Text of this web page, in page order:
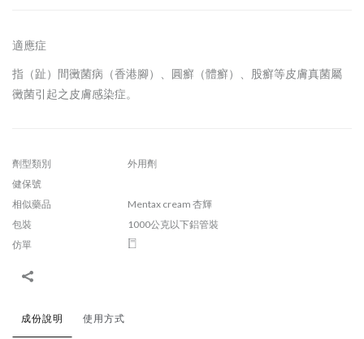
適應症
指（趾）間黴菌病（香港腳）、圓癬（體癬）、股癬等皮膚真菌屬
黴菌引起之皮膚感染症。
劑型類別
外用劑
健保號
相似藥品
Mentax cream 杏輝
包裝
1000公克以下鋁管裝
仿單
成份說明 使用方式